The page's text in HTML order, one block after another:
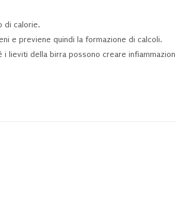
di calorie.
e previene quindi la formazione di calcoli.
lieviti della birra possono creare